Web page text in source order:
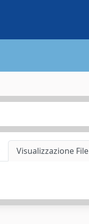
Visualizzazione File